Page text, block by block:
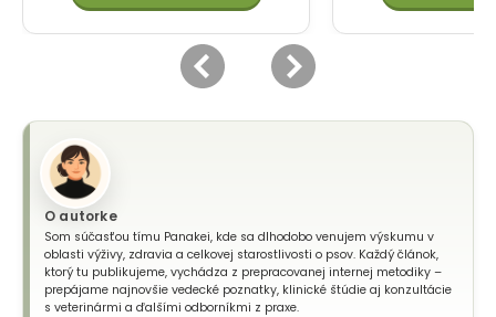
O autorke
Som súčasťou tímu Panakei, kde sa dlhodobo venujem výskumu v
oblasti výživy, zdravia a celkovej starostlivosti o psov. Každý článok,
ktorý tu publikujeme, vychádza z prepracovanej internej metodiky –
prepájame najnovšie vedecké poznatky, klinické štúdie aj konzultácie
s veterinármi a ďalšími odborníkmi z praxe.